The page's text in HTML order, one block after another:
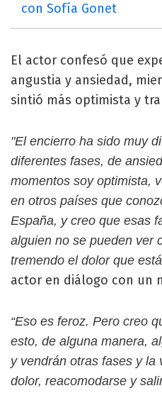
con Sofía Gonet
El actor confesó que
angustia y ansiedad,
sintió más optimista y
"El encierro ha sido muy
diferentes fases, de
momentos soy optimista,
en otros países que
España, y creo que esas
alguien no se pueden ver
tremendo el dolor que
actor en diálogo con un
“Eso es feroz. Pero creo
esto, de alguna manera,
y vendrán otras fases y la
dolor, reacomodarse y